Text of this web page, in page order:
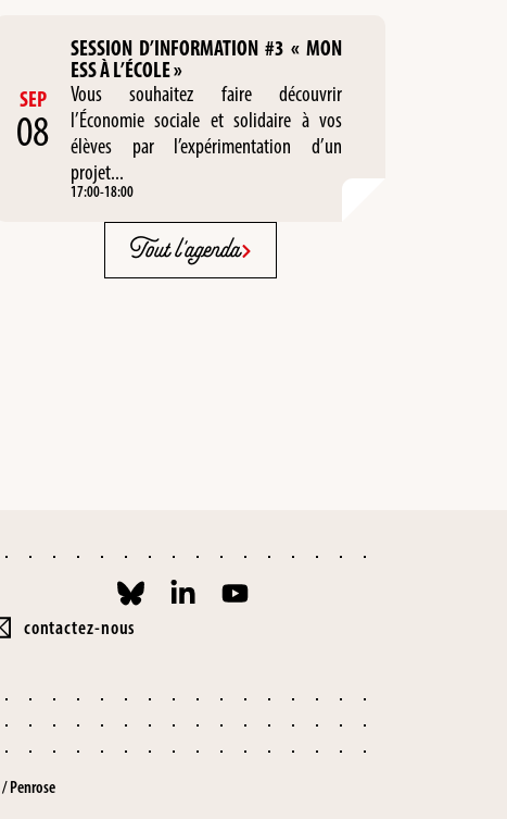
SEP
08
SESSION D’INFORMATION #3 « MON
ESS À L’ÉCOLE »
Vous souhaitez faire découvrir
l’Économie sociale et solidaire à vos
élèves par l’expérimentation d’un
projet...
17:00-18:00
Tout l'agenda
contactez-nous
/Penrose